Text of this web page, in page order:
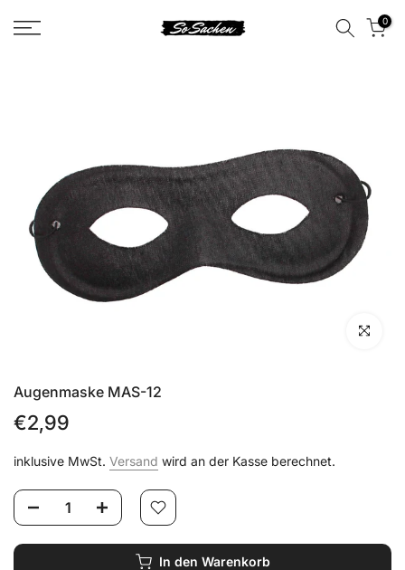
Kontent
0
Klicken
Augenmaske MAS-12
€2,99
inklusive MwSt. Versand wird an der Kasse berechnet.
In den Warenkorb